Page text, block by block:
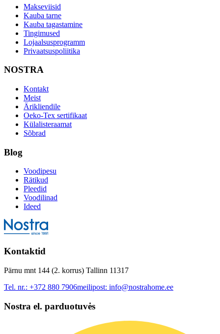
Makseviisid
Kauba tarne
Kauba tagastamine
Tingimused
Lojaalsusprogramm
Privaatsuspoliitika
NOSTRA
Kontakt
Meist
Ärikliendile
Oeko-Tex sertifikaat
Külalisteraamat
Sõbrad
Blog
Voodipesu
Rätikud
Pleedid
Voodilinad
Ideed
Kontaktid
Pärnu mnt 144 (2. korrus) Tallinn 11317
Tel. nr.: +372 880 7906meilipost: info@nostrahome.ee
Nostra el. parduotuvės